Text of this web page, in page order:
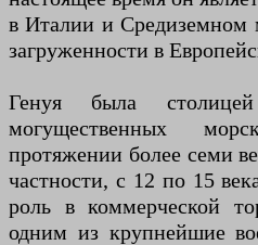
в Италии и Средиземном
загруженности в
Генуя была
могущественных
протяжении более семи
частности, с 12 по 15
роль в коммерческой
одним из крупнейшие